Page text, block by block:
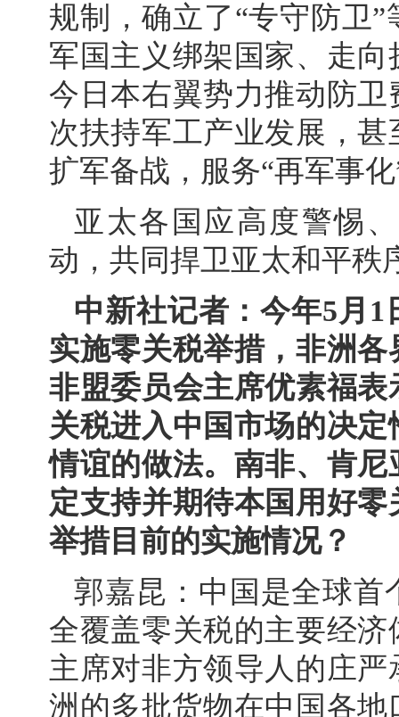
规制，确立了“专守防卫
军国主义绑架国家、走
今日本右翼势力推动防
次扶持军工产业发展，
扩军备战，服务“再军事
亚太各国应高度警惕
动，共同捍卫亚太和平秩
中新社记者：今年5月
实施零关税举措，非洲
非盟委员会主席优素福
关税进入中国市场的决
情谊的做法。南非、肯
定支持并期待本国用好
举措目前的实施情况？
郭嘉昆：中国是全球首
全覆盖零关税的主要经
主席对非方领导人的庄
洲的多批货物在中国各